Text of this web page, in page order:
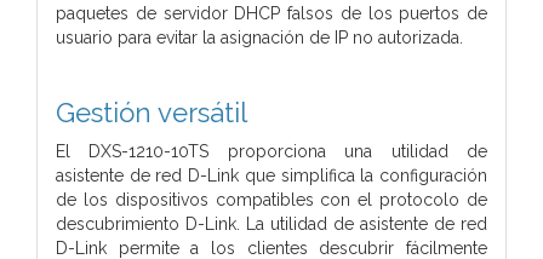
paquetes de servidor DHCP falsos de los puertos de
usuario para evitar la asignación de IP no autorizada.
Gestión versátil
El DXS-1210-10TS proporciona una utilidad de
asistente de red D-Link que simplifica la configuración
de los dispositivos compatibles con el protocolo de
descubrimiento D-Link. La utilidad de asistente de red
D-Link permite a los clientes descubrir fácilmente